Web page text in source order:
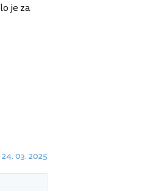
je za
03. 2025